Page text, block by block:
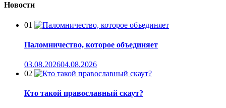
Новости
01
Паломничество, которое объединяет
03.08.202604.08.2026
02
Кто такой православный скаут?